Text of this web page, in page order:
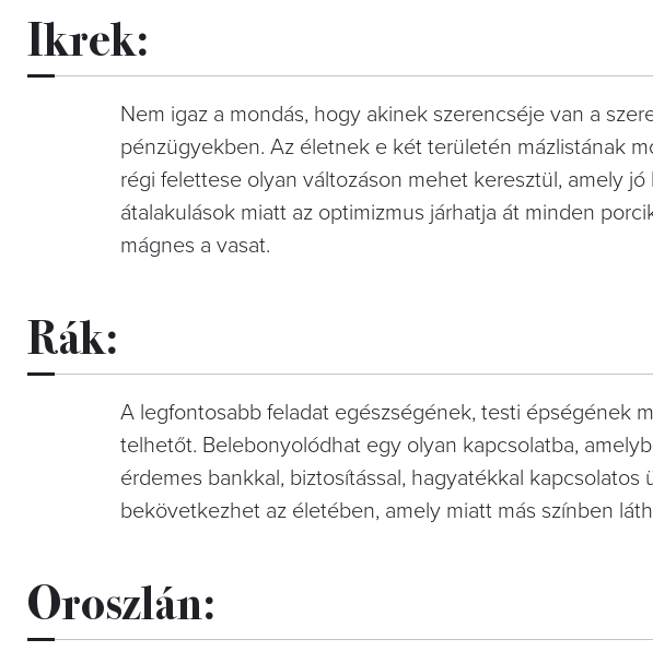
Ikrek:
Nem igaz a mondás, hogy akinek szerencséje van a
pénzügyekben. Az életnek e két területén mázlistának
régi felettese olyan változáson mehet keresztül, amely
átalakulások miatt az optimizmus járhatja át minden
mágnes a vasat.
Rák:
A legfontosabb feladat egészségének, testi épségének
telhetőt. Belebonyolódhat egy olyan kapcsolatba,
érdemes bankkal, biztosítással, hagyatékkal
bekövetkezhet az életében, amely miatt más színben
Oroszlán: